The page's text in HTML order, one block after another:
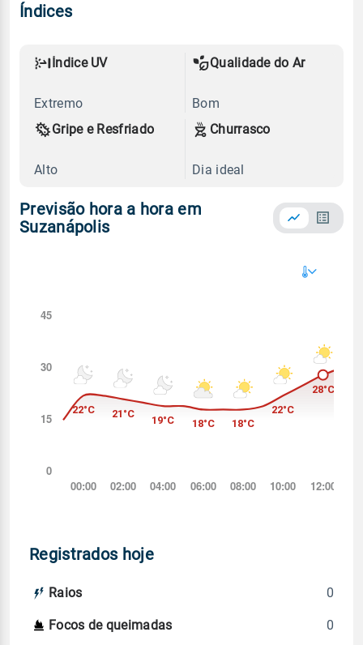
Índices
Índice UV
Extremo
Qualidade do Ar
Bom
Gripe e Resfriado
Alto
Churrasco
Dia ideal
Previsão hora a hora em
Suzanápolis
Registrados hoje
Raios 0
Focos de queimadas 0